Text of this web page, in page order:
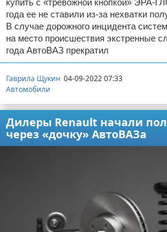
купить с «тревожной кнопкой» ЭРА-
года ее не ставили из-за нехватки
В случае дорожного инцидента
на место происшествия экстренные
года АвтоВАЗ прекратил
Гаврила Щукин 04-09-2022 07:33
Автомобили
Дилеры Renault начали
через «дочку» АвтоВАЗа